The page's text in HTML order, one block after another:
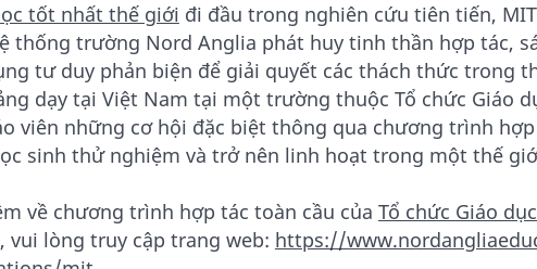
tốt nhất thế giới đi đầu trong nghiên cứu tiên tiến,
thống trường Nord Anglia phát huy tinh thần hợp tác,
tư duy phản biện để giải quyết các thách thức trong
dạy tại Việt Nam tại một trường thuộc Tổ chức Giáo
viên những cơ hội đặc biệt thông qua chương trình
sinh thử nghiệm và trở nên linh hoạt trong một thế
về chương trình hợp tác toàn cầu của Tổ chức Giáo
vui lòng truy cập trang web: https://